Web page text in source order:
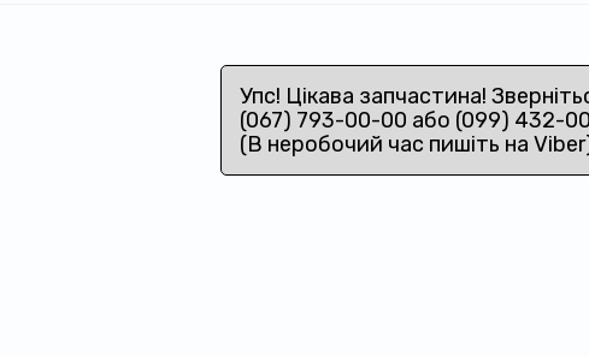
Упс! Цікава запчастина!
(067) 793-00-00 або (099) 432-
(В неробочий час пишіть на